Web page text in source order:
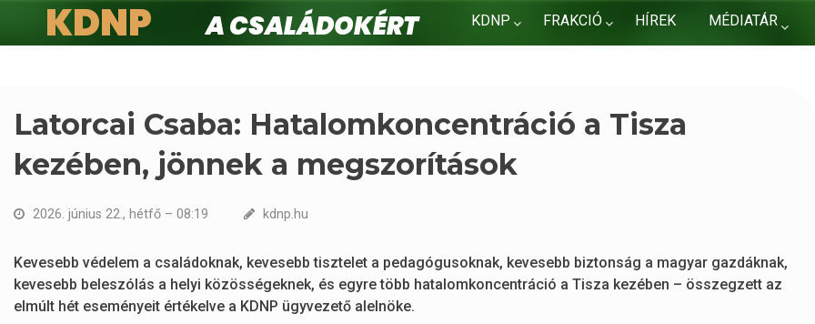
KDNP FRAKCIÓ HÍREK MÉDIATÁR
KDNP
A családokért.
Latorcai Csaba: Hatalomkoncentráció a Tisza
kezében, jönnek a megszorítások
2026. június 22., hétfő – 08:19 kdnp.hu
Kevesebb védelem a családoknak, kevesebb tisztelet a pedagógusoknak, kevesebb biztonság a magyar gazdáknak,
kevesebb beleszólás a helyi közösségeknek, és egyre több hatalomkoncentráció a Tisza kezében – összegzett az
elmúlt hét eseményeit értékelve a KDNP ügyvezető alelnöke.